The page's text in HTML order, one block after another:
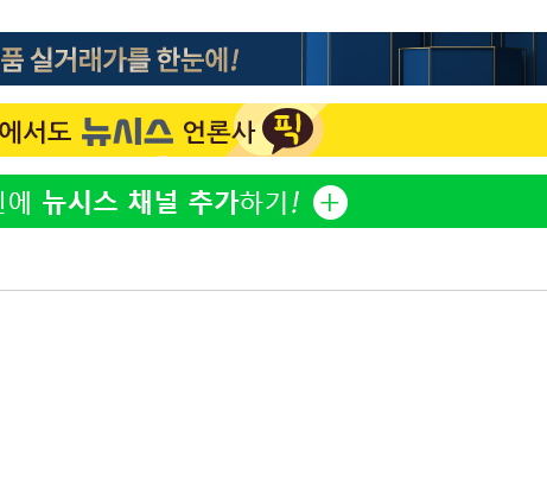
2
축구협회, 15년 전 심
재는 내부 지침 준수"
3
김지수, '여행사 대표'
니…"
4
축구협회 '성접대' 감
5
[속보] 뉴욕증시, 혼조